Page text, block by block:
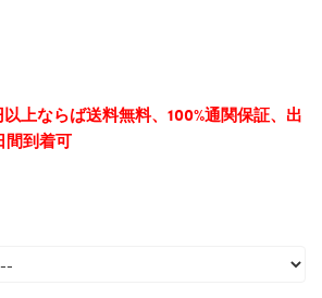
上ならば送料無料、100%通関保証、出
間到着可